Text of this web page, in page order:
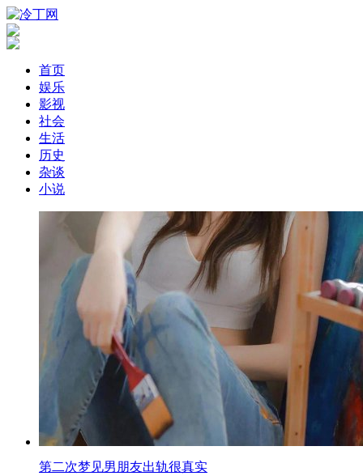
首页
娱乐
影视
社会
生活
历史
杂谈
小说
​第二次梦见男朋友出轨很真实